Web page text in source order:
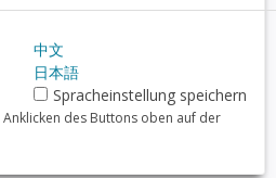
ein Upgrade nach?
Benchmark für Gamer,
zu gängigen GPUs
中文
日本語
Spracheinstellung speichern
des Buttons oben auf der